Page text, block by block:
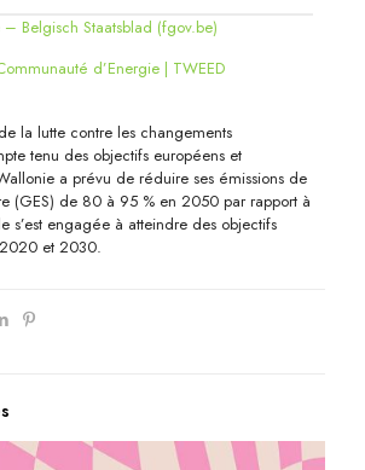
Belgisch Staatsblad (fgov.be)
d’Energie | TWEED
la lutte contre les changements
tenu des objectifs européens et
a prévu de réduire ses émissions de
(GES) de 80 à 95 % en 2050 par rapport à
s’est engagée à atteindre des objectifs
et 2030.